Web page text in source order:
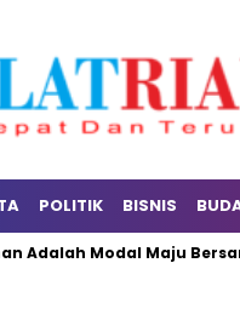
POLITIK BISNIS
Adalah Modal Maju